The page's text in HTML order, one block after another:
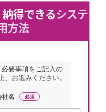
得できるシステ
方法
必要事項をご記入の
、お進みください。
社名